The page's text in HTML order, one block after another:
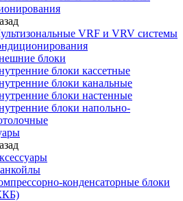
VRF и VRV системы
блоки
блоки кассетные
блоки канальные
блоки настенные
блоки напольно-
конденсаторные блоки